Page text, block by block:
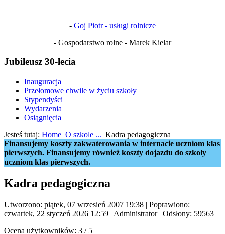
- Goj Piotr - usługi rolnicze
- Gospodarstwo rolne - Marek Kielar
Jubileusz 30-lecia
Inauguracja
Przełomowe chwile w życiu szkoły
Stypendyści
Wydarzenia
Osiągnięcia
Jesteś tutaj: Home O szkole ... Kadra pedagogiczna
Finansujemy koszty zakwaterowania w internacie uczniom klas
pierwszych. Finansujemy również koszty dojazdu do szkoły
uczniom klas pierwszych.
Kadra pedagogiczna
Utworzono: piątek, 07 wrzesień 2007 19:38 | Poprawiono:
czwartek, 22 styczeń 2026 12:59 | Administrator| Odsłony: 59563
Ocena użytkowników: 3 / 5